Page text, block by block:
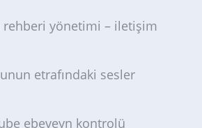
rehberi yönetimi – iletişim
etrafındaki sesler
ebeveyn kontrolü